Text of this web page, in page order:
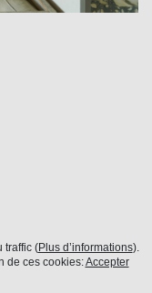
traffic (Plus d’informations).
de ces cookies:Accepter